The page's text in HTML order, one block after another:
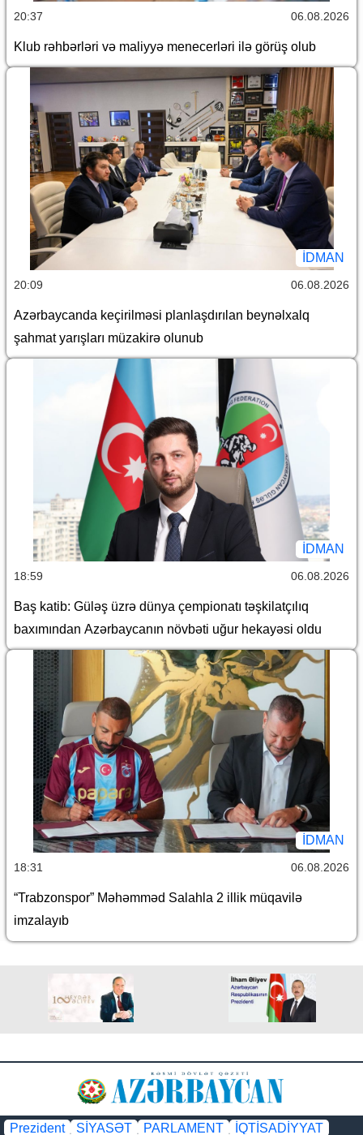
20:37 06.08.2026
Klub rəhbərləri və maliyyə menecerləri ilə görüş olub
İDMAN
20:09 06.08.2026
Azərbaycanda keçirilməsi planlaşdırılan beynəlxalq
şahmat yarışları müzakirə olunub
İDMAN
18:59 06.08.2026
Baş katib: Güləş üzrə dünya çempionatı təşkilatçılıq
baxımından Azərbaycanın növbəti uğur hekayəsi oldu
İDMAN
18:31 06.08.2026
“Trabzonspor” Məhəmməd Salahla 2 illik müqavilə
imzalayıb
Prezident SİYASƏT PARLAMENT İQTİSADİYYAT